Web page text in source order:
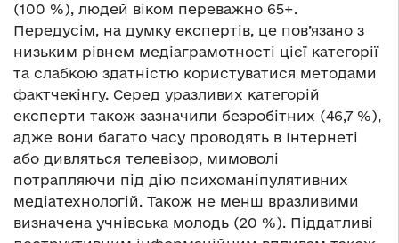
(100 %), людей віком переважно 65+.
Передусім, на думку експертів, це пов’язано з
низьким рівнем медіаграмотності цієї категорії
та слабкою здатністю користуватися методами
фактчекінгу. Серед уразливих категорій
експерти також зазначили безробітних (46,7 %),
адже вони багато часу проводять в Інтернеті
або дивляться телевізор, мимоволі
потрапляючи під дію психоманіпулятивних
медіатехнологій. Також не менш вразливими
визначена учнівська молодь (20 %). Піддатливі